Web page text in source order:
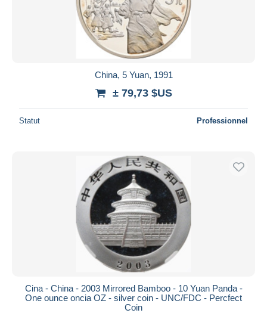
China, 5 Yuan, 1991
± 79,73 $US
Statut Professionnel
Cina - China - 2003 Mirrored Bamboo - 10 Yuan Panda -
One ounce oncia OZ - silver coin - UNC/FDC - Percfect
Coin